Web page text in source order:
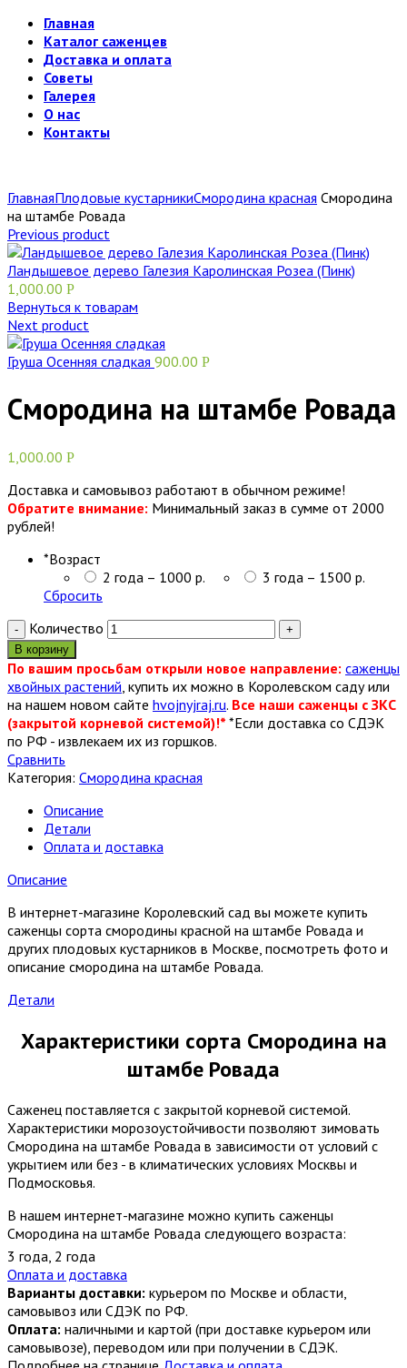
Главная
Каталог саженцев
Доставка и оплата
Советы
Галерея
О нас
Контакты
ГлавнаяПлодовые кустарникиСмородина красная Смородина
на штамбе Ровада
Previous product
Ландышевое дерево Галезия Каролинская Розеа (Пинк)
1,000.00 Р
Вернуться к товарам
Next product
Груша Осенняя сладкая 900.00 Р
Смородина на штамбе Ровада
1,000.00 Р
Доставка и самовывоз работают в обычном режиме!
Обратите внимание: Минимальный заказ в сумме от 2000
рублей!
*Возраст
2 года – 1000 р.
3 года – 1500 р.
Сбросить
Количество
В корзину
По вашим просьбам открыли новое направление: саженцы
хвойных растений , купить их можно в Королевском саду или
на нашем новом сайте hvojnyjraj.ru. Все наши саженцы с ЗКС
(закрытой корневой системой)!* *Если доставка со СДЭК
по РФ - извлекаем их из горшков.
Сравнить
Категория: Смородина красная
Описание
Детали
Оплата и доставка
Описание
В интернет-магазине Королевский сад вы можете купить
саженцы сорта смородины красной на штамбе Ровада и
других плодовых кустарников в Москве, посмотреть фото и
описание смородина на штамбе Ровада.
Детали
Характеристики сорта Смородина на
штамбе Ровада
Саженец поставляется с закрытой корневой системой.
Характеристики морозоустойчивости позволяют зимовать
Смородина на штамбе Ровада в зависимости от условий с
укрытием или без - в климатических условиях Москвы и
Подмосковья.
В нашем интернет-магазине можно купить саженцы
Смородина на штамбе Ровада следующего возраста:
3 года, 2 года
Оплата и доставка
Варианты доставки: курьером по Москве и области,
самовывоз или СДЭК по РФ.
Оплата: наличными и картой (при доставке курьером или
самовывозе), переводом или при получении в СДЭК.